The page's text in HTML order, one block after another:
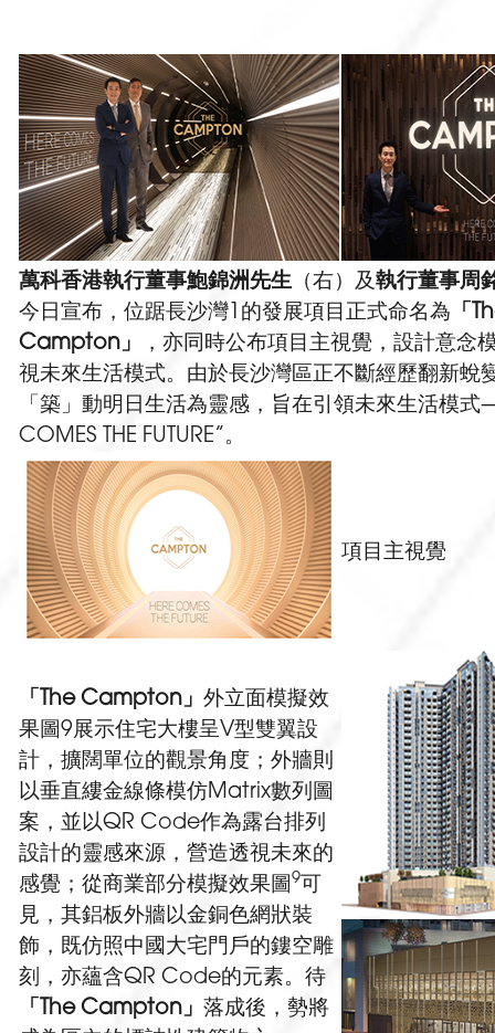
萬科香港執行董事鮑錦洲先生 （右）及執行董事周
今日宣布，位踞長沙灣1的發展項目正式命名為 「
Campton」
，亦同時公布項目主視覺，設計意念
視未來生活模式。由於長沙灣區正不斷經歷翻新蛻
「築」動明日生活為靈感，旨在引領未來生活模
COMES THE FUTURE”。
項目主視覺
「The Campton」 外立面模擬效
果圖9展示住宅大樓呈V型雙翼設
計，擴闊單位的觀景角度；外牆則
以垂直縷金線條模仿Matrix數列圖
案，並以QR Code作為露台排列
設計的靈感來源，營造透視未來的
感覺；從商業部分模擬效果圖9可
見，其鋁板外牆以金銅色網狀裝
飾，既仿照中國大宅門戶的鏤空雕
刻，亦蘊含QR Code的元素。待
「The Campton」 落成後，勢將